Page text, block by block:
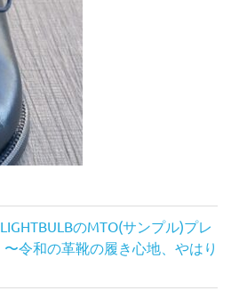
のMTO(サンプル)プレ
令和の革靴の履き心地、やはり